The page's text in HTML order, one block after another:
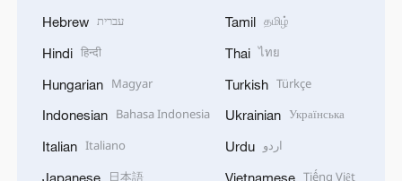
Hebrew עברית
Hindi हिन्दी
Hungarian Magyar
Indonesian Bahasa Indonesia
Italian Italiano
Japanese 日本語
Tamil தமிழ்
Thai ไทย
Turkish Türkçe
Ukrainian Українська
Urdu اردو
Vietnamese Tiếng Việt